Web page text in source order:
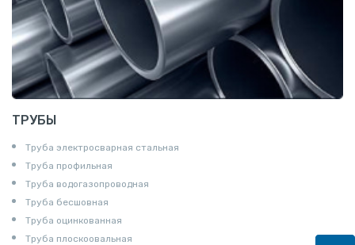
ТРУБЫ
Труба электросварная стальная
Труба профильная
Труба водогазопроводная
Труба бесшовная
Труба оцинкованная
Труба плоскоовальная